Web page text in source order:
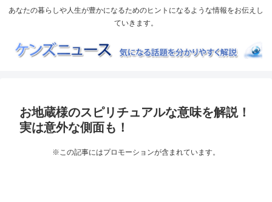
あなたの暮らしや人生が豊かになるためのヒントになるような情報をお伝えし
ていきます。
お地蔵様のスピリチュアルな意味を解説！
実は意外な側面も！
※この記事にはプロモーションが含まれています。